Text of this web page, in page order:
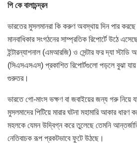
পি কে বালাচন্দ্রন
ভারতের মুসলমানরা কি করুণ অবস্থায় দিন পার করছে
মানবাধিকার সংগঠনের সাম্প্রতিক রিপোর্টে উঠে
ইন্টারন্যাশনাল (এমআরজি) ও সেন্টার ফর দ্যা স্টাডি
(সিএসএসএস) প্রকাশিত রিপোর্টগুলো পড়লে বুঝা
গুরুতর।
ভারতে গো-মাংস ভক্ষণ বা জবাইয়ের জন্য গরু নিয়ে
মুসলমাদের পিটিয়ে মারার ঘটনা মহামারি আকার
মহলকে যেমন উদ্বিগ্ন করে তুলেছে তেমনি
নেতিবাচক রূপ প্রকটভাবে ফুটে উঠছে।